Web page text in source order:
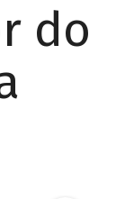
do